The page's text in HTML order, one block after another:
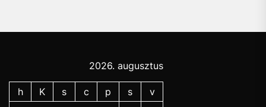
2026. augusztus
h K s c p s
v